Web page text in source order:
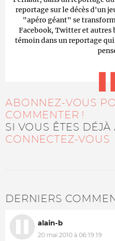
reportage sur le décès d'un
"apéro géant" se
Facebook, Twitter et autres
témoin dans un reportage
ABONNEZ-VOUS
COMMENTER !
SI VOUS ÊTES
CONNECTEZ-VOUS
DERNIERS
alain-b
20 mai 2010 à 06:19:19